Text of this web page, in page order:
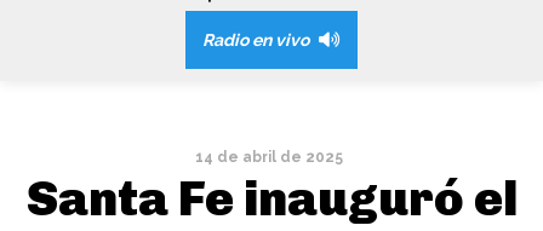
Radio en vivo
14 de abril de 2025
Santa Fe inauguró el